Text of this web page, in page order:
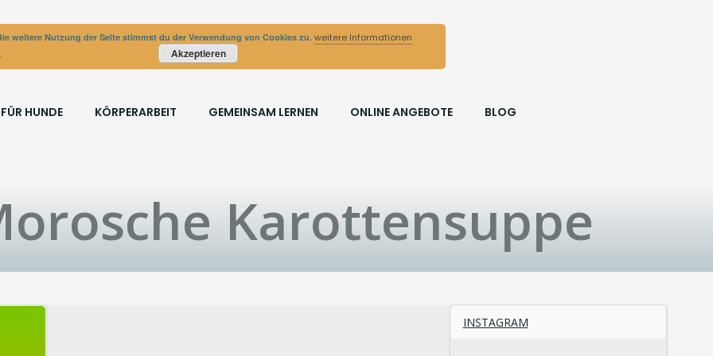
HUNDE KÖRPERARBEIT GEMEINSAM LERNEN ONLINE ANGEBOTE BLOG
Karottensuppe
INSTAGRAM
weitere Nutzung der Seite stimmst du der Verwendung von Cookies zu. weitere Informationen
Akzeptieren